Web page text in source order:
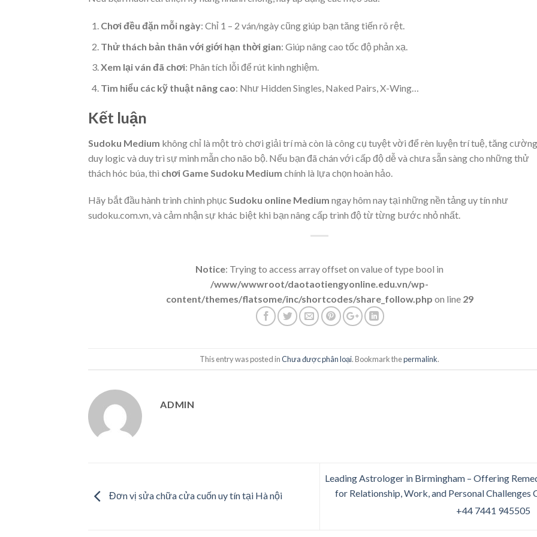
Chơi đều đặn mỗi ngày: Chỉ 1 – 2 ván/ngày cũng giúp bạn tăng tiến rõ rệt.
Thử thách bản thân với giới hạn thời gian: Giúp nâng cao tốc độ phản xạ.
Xem lại ván đã chơi: Phân tích lỗi để rút kinh nghiệm.
Tìm hiểu các kỹ thuật nâng cao: Như Hidden Singles, Naked Pairs, X-Wing…
Kết luận
Sudoku Medium không chỉ là một trò chơi giải trí mà còn là công cụ tuyệt vời để rèn luyện trí tuệ, tăng
duy logic và duy trì sự minh mẫn cho não bộ. Nếu bạn đã chán với cấp độ dễ và chưa sẵn sàng cho những thử
thách hóc búa, thì chơi Game Sudoku Medium chính là lựa chọn hoàn hảo.
Hãy bắt đầu hành trình chinh phục Sudoku online Medium ngay hôm nay tại những nền tảng uy tín như
sudoku.com.vn, và cảm nhận sự khác biệt khi bạn nâng cấp trình độ từ từng bước nhỏ nhất.
Notice: Trying to access array offset on value of type bool in
/www/wwwroot/daotaotiengyonline.edu.vn/wp-
content/themes/flatsome/inc/shortcodes/share_follow.php on line 29
This entry was posted inChưa được phân loại. Bookmark thepermalink.
ADMIN
Đơn vị sửa chữa cửa cuốn uy tín tại Hà nội
Leading Astrologer in Birmingham – Offering
for Relationship, Work, and Personal Challenges
+44 7441 945505